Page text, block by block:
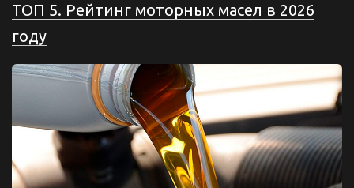
ТОП 5. Рейтинг моторных масел в 2026
году